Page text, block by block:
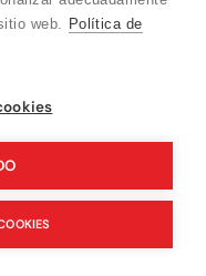
web. Política de
la
en